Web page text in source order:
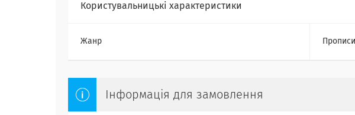
Користувальницькі характеристики
Жанр Прописи
Інформація для замовлення